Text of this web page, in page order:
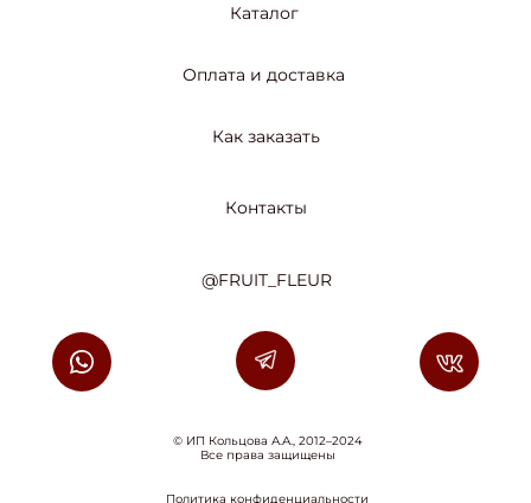
© ИП Кольцова А.А., 2012–2024
Все права защищены
Политика конфиденциальности
Каталог
Оплата и доставка
Как заказать
@FRUIT_FLEUR
Контакты